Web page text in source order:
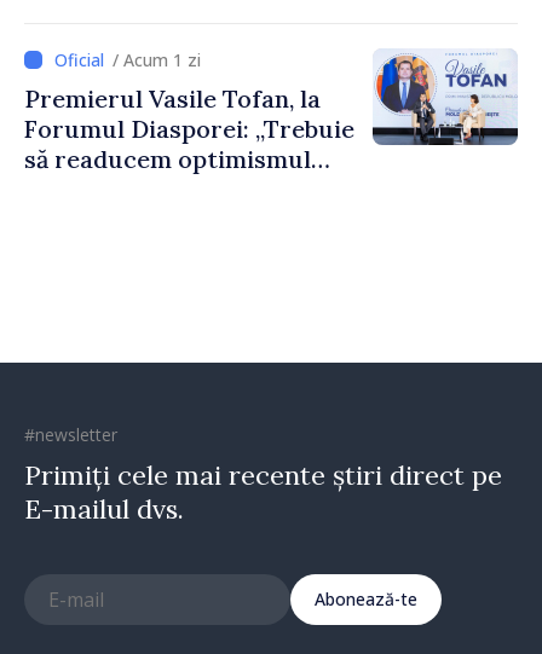
dumneavoastră pentru a
construi comunități mai
puternice”
/ Acum 1 zi
Premierul Vasile Tofan, la
Forumul Diasporei: „Trebuie
să readucem optimismul
#newsletter
Primiți cele mai recente știri direct pe
E-mailul dvs.
Abonează-te